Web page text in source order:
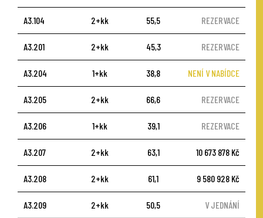
A3.104 2+kk 55,5 REZERVACE
A3.201 2+kk 45,3 REZERVACE
A3.204 1+kk 38,8 NENÍ V NABÍDCE
A3.205 2+kk 66,6 REZERVACE
A3.206 1+kk 39,1 REZERVACE
A3.207 2+kk 63,1 10 673 878 Kč
A3.208 2+kk 61,1 9 580 928 Kč
A3.209 2+kk 50,5 V JEDNÁNÍ